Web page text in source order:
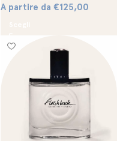
A partire da €125,00